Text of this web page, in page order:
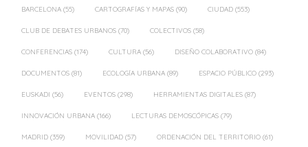
BARCELONA (55) CARTOGRAFÍAS Y MAPAS (90) CIUDAD (553)
CLUB DE DEBATES URBANOS (70) COLECTIVOS (58)
CONFERENCIAS (174) CULTURA (56) DISEÑO COLABORATIVO (84)
DOCUMENTOS (81) ECOLOGÍA URBANA (89) ESPACIO PÚBLICO (293)
EUSKADI (56) EVENTOS (298) HERRAMIENTAS DIGITALES (87)
INNOVACIÓN URBANA (166) LECTURAS DEMOSCÓPICAS (79)
MADRID (359) MOVILIDAD (57) ORDENACIÓN DEL TERRITORIO (61)